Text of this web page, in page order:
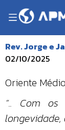
Rev. Jorge e
02/10/2025
Oriente
“.. Com
longevidade,